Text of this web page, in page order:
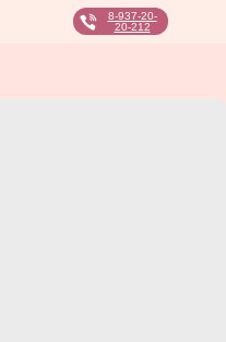
8-937-20-
20-212